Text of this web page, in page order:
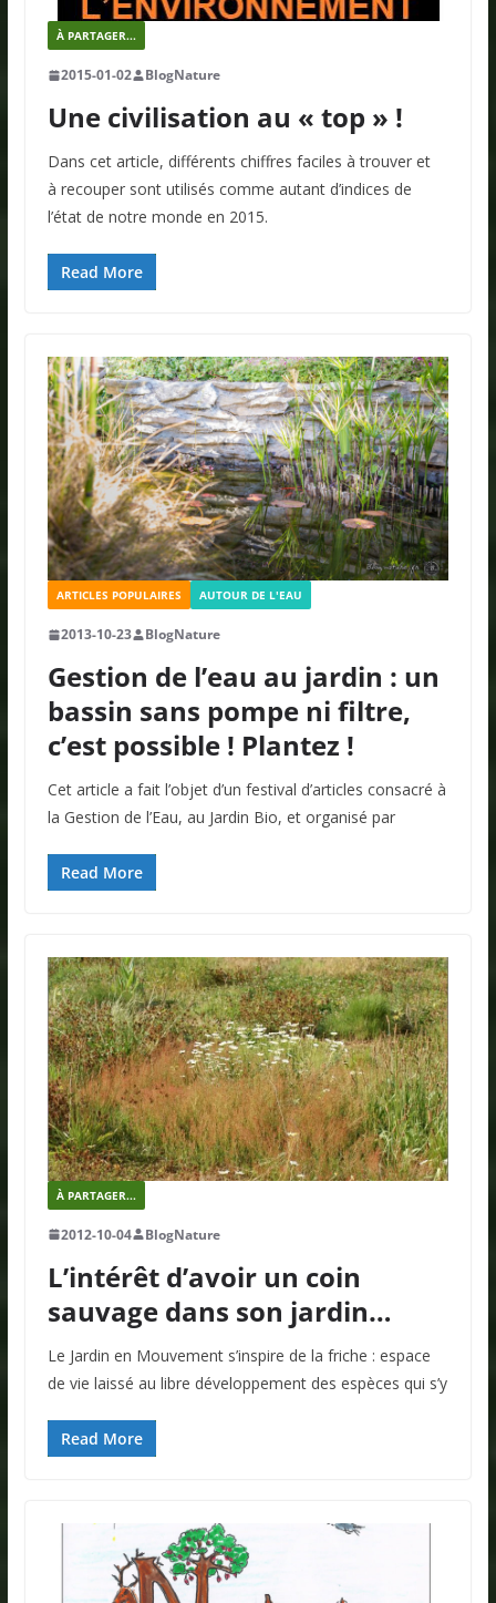
À PARTAGER...
2015-01-02 BlogNature
Une civilisation au « top » !
Dans cet article, différents chiffres faciles à trouver et
à recouper sont utilisés comme autant d’indices de
l’état de notre monde en 2015.
Read More
ARTICLES POPULAIRES AUTOUR DE L'EAU
2013-10-23 BlogNature
Gestion de l’eau au jardin : un
bassin sans pompe ni filtre,
c’est possible ! Plantez !
Cet article a fait l’objet d’un festival d’articles consacré à
la Gestion de l’Eau, au Jardin Bio, et organisé par
Read More
À PARTAGER...
2012-10-04 BlogNature
L’intérêt d’avoir un coin
sauvage dans son jardin…
Le Jardin en Mouvement s’inspire de la friche : espace
de vie laissé au libre développement des espèces qui s’y
Read More